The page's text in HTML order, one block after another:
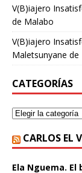
V(B)iajero
de Malabo
V(B)iajero
Maletsunyane
CATEGORÍAS
CARLOS EL
Ela Nguema.